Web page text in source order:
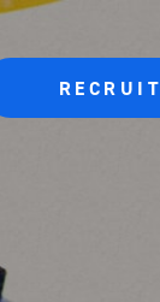
RECRUIT